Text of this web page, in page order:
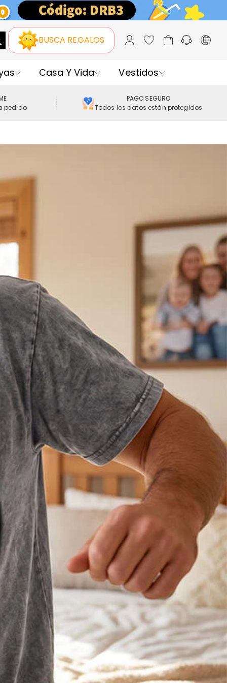
BUSCA REGALOS
Casa Y Vida Vestidos
pedido
PAGO SEGURO
Todos los datos están protegidos